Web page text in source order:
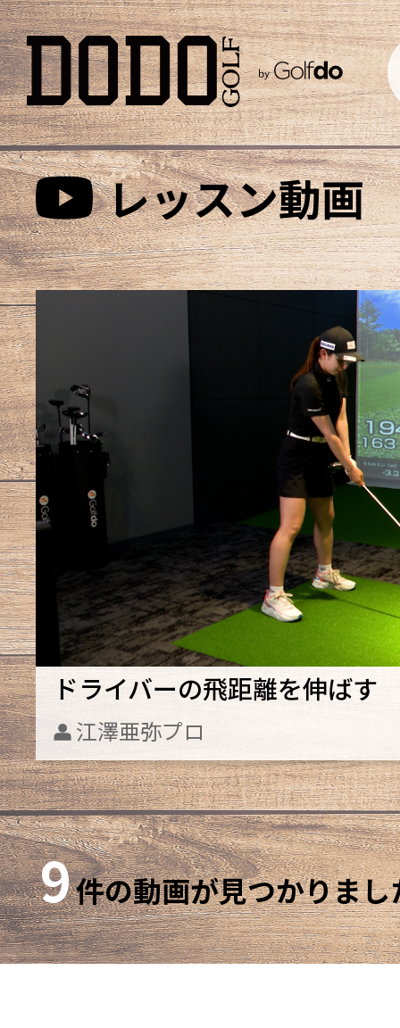
レッスン動画
ドライバーの飛距離を伸ばす
江澤亜弥プロ
9件の動画が見つかりまし